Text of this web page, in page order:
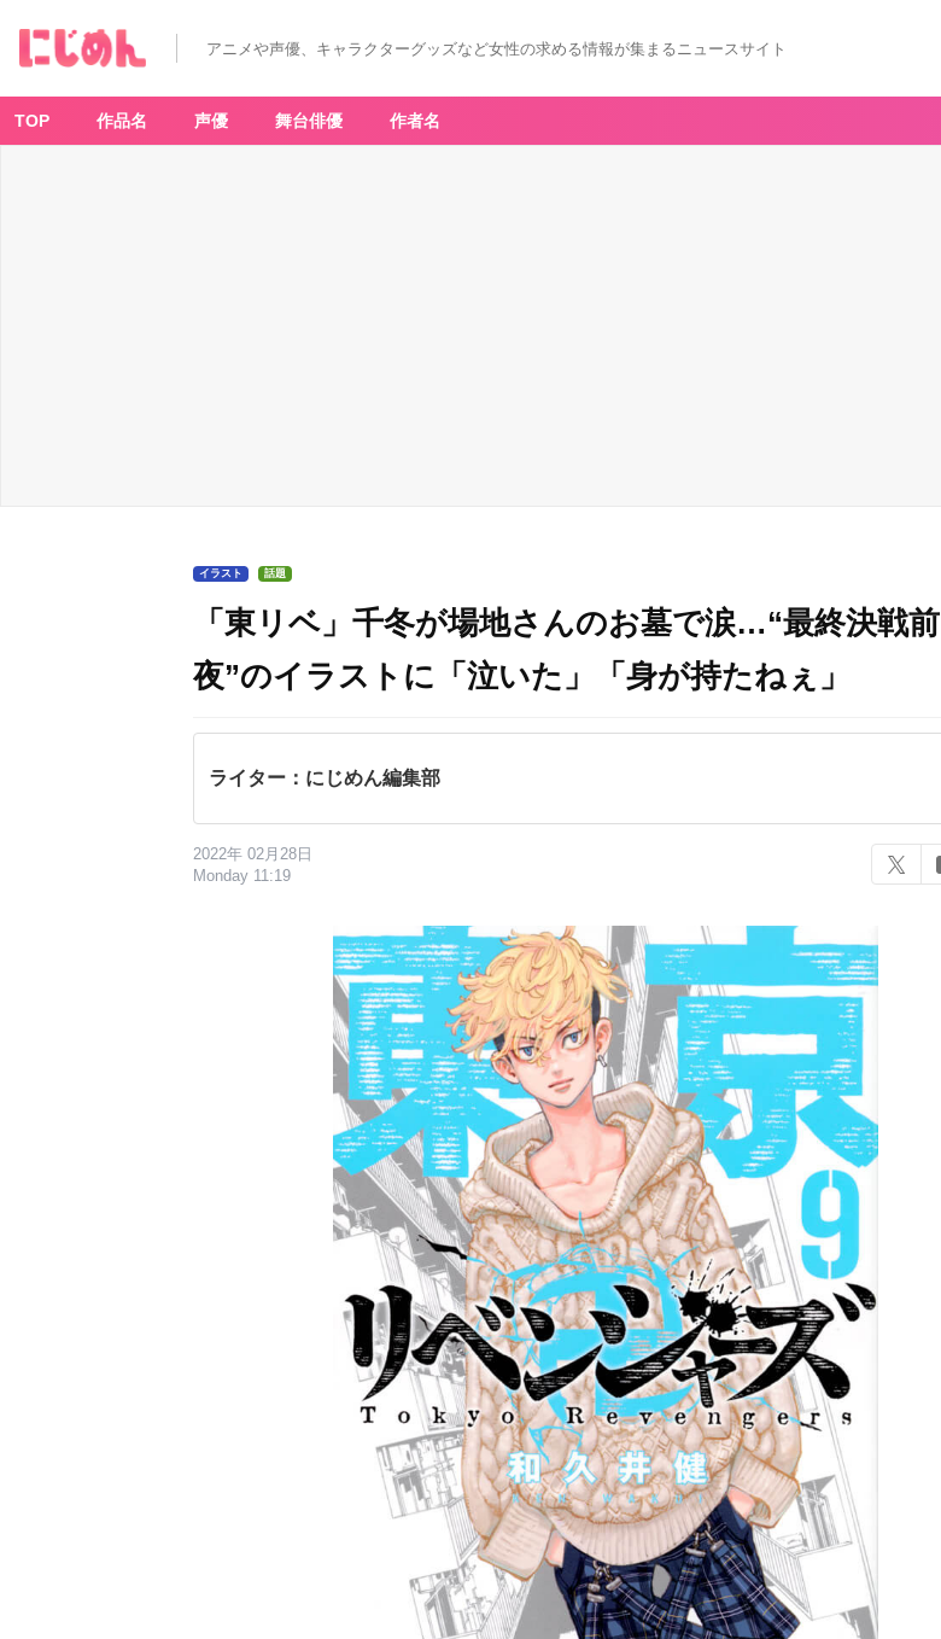
アニメや声優、キャラクターグッズなど女性の求める情報が集まるニュースサイト
TOP 作品名 声優 舞台俳優 作者名
イラスト 話題
「東リベ」千冬が場地さんのお墓で涙…“最終決戦前
夜”のイラストに「泣いた」「身が持たねぇ」
ライター：にじめん編集部
2022年 02月28日
Monday 11:19